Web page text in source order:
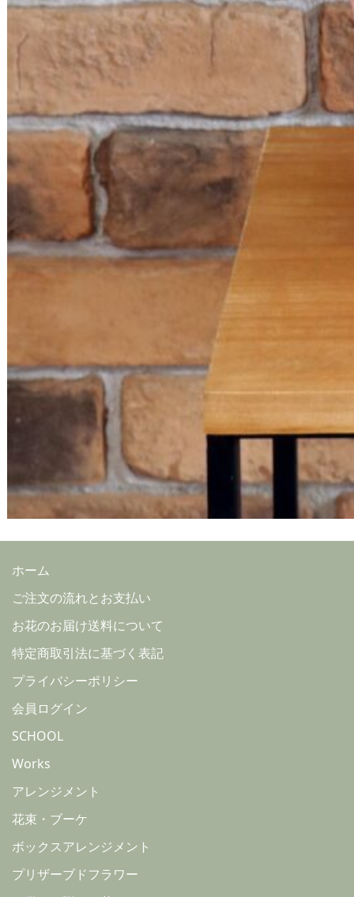
ホーム
ご注文の流れとお支払い
お花のお届け送料について
特定商取引法に基づく表記
プライバシーポリシー
会員ログイン
SCHOOL
Works
アレンジメント
花束・ブーケ
ボックスアレンジメント
プリザーブドフラワー